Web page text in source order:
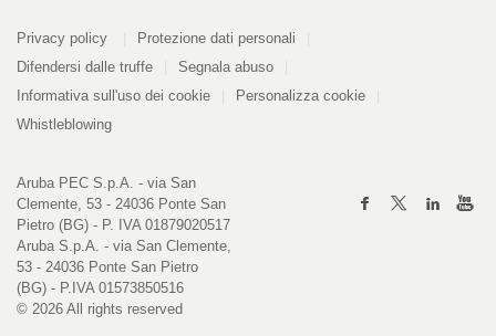
Informazioni
Privacy policy
PDF
kB
Protezione dati personali
Difendersi dalle truffe
Segnala abuso
Informativa sull'uso dei cookie
Personalizza cookie
Whistleblowing
Aruba PEC S.p.A. - via San
Clemente, 53 - 24036 Ponte San
Pietro (BG) - P. IVA 01879020517
Aruba S.p.A. - via San Clemente,
53 - 24036 Ponte San Pietro
(BG) - P.IVA 01573850516
© 2026 All rights reserved